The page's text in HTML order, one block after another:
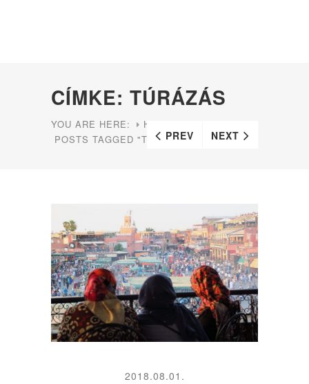
CÍMKE: TÚRÁZÁS
YOU ARE HERE:
HOME
POSTS TAGGED "TÚRÁZÁS"
PAGE 2)
PREV NEXT
2018.08.01.